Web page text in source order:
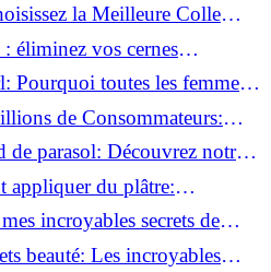
la Meilleure Colle
éliminez vos cernes
Pourquoi toutes les femmes
de Consommateurs:
fond de teint pour votre
de parasol: Découvrez notre
appliquer du plâtre:
intérieur parfait!
incroyables secrets de
beauté: Les incroyables